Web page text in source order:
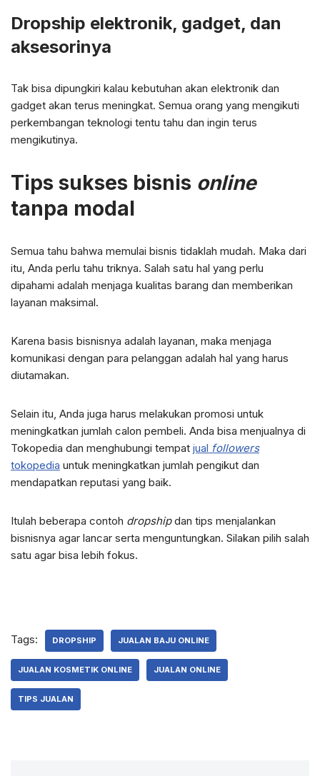
Dropship elektronik, gadget, dan
aksesorinya
Tak bisa dipungkiri kalau kebutuhan akan elektronik dan
gadget akan terus meningkat. Semua orang yang mengikuti
perkembangan teknologi tentu tahu dan ingin terus
mengikutinya.
Tips sukses bisnis online
tanpa modal
Semua tahu bahwa memulai bisnis tidaklah mudah. Maka dari
itu, Anda perlu tahu triknya. Salah satu hal yang perlu
dipahami adalah menjaga kualitas barang dan memberikan
layanan maksimal.
Karena basis bisnisnya adalah layanan, maka menjaga
komunikasi dengan para pelanggan adalah hal yang harus
diutamakan.
Selain itu, Anda juga harus melakukan promosi untuk
meningkatkan jumlah calon pembeli. Anda bisa menjualnya di
Tokopedia dan menghubungi tempat jual followers
tokopedia untuk meningkatkan jumlah pengikut dan
mendapatkan reputasi yang baik.
Itulah beberapa contoh dropshipdan tips menjalankan
bisnisnya agar lancar serta menguntungkan. Silakan pilih salah
satu agar bisa lebih fokus.
Tags: DROPSHIP JUALAN BAJU ONLINE
JUALAN KOSMETIK ONLINE JUALAN ONLINE
TIPS JUALAN